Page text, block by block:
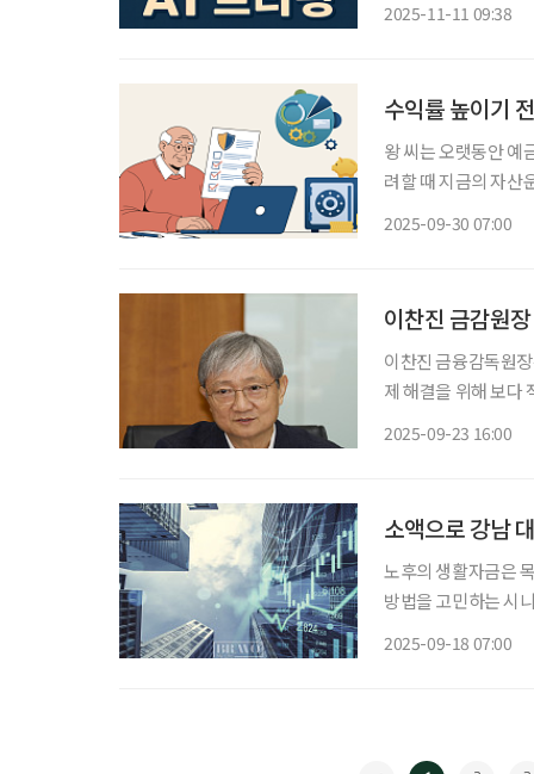
2025-11-11 09:38
수익률 높이기
왕 씨는 오랫동안 예
려할 때 지금의 자산
2025-09-30 07:00
이찬진 금감원
이찬진 금융감독원
제 해결을 위해 보다
2025-09-23 16:00
소액으로 강남
노후의 생활자금은
방법을 고민하는 시
2025-09-18 07:00